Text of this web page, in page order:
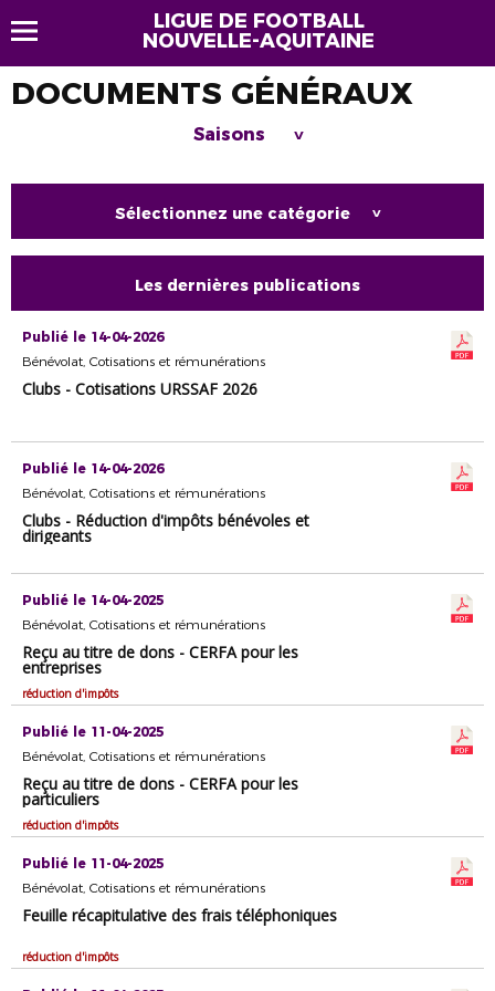
LIGUE DE FOOTBALL
NOUVELLE-AQUITAINE
DOCUMENTS GÉNÉRAUX
Saisons >
Sélectionnez une catégorie >
Les dernières publications
Publié le 14-04-2026
Bénévolat, Cotisations et rémunérations
Clubs - Cotisations URSSAF 2026
Publié le 14-04-2026
Bénévolat, Cotisations et rémunérations
Clubs - Réduction d'impôts bénévoles et
dirigeants
Publié le 14-04-2025
Bénévolat, Cotisations et rémunérations
Reçu au titre de dons - CERFA pour les
entreprises
réduction d'impôts
Publié le 11-04-2025
Bénévolat, Cotisations et rémunérations
Reçu au titre de dons - CERFA pour les
particuliers
réduction d'impôts
Publié le 11-04-2025
Bénévolat, Cotisations et rémunérations
Feuille récapitulative des frais téléphoniques
réduction d'impôts